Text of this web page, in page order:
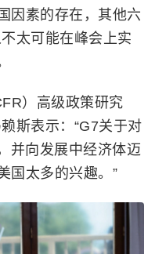
因素的存在，其他六
太可能在峰会上实
）高级政策研究
斯表示：“G7关于对
并向发展中经济体迈
国太多的兴趣。”